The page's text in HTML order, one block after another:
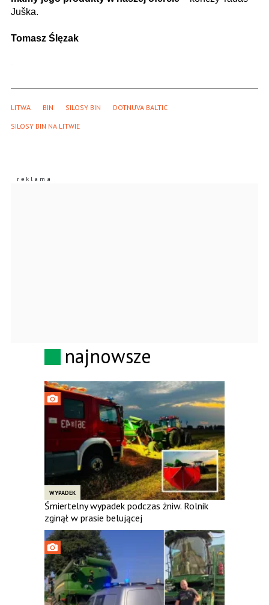
Juška.
Tomasz Ślęzak
LITWA BIN SILOSY BIN DOTNUVA BALTIC
SILOSY BIN NA LITWIE
najnowsze
WYPADEK
Śmiertelny wypadek podczas żniw. Rolnik
zginął w prasie belującej